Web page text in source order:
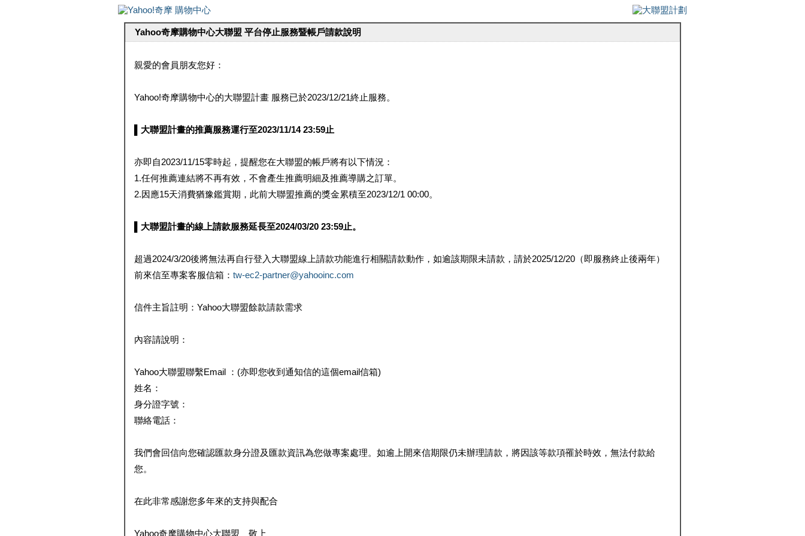
Yahoo奇摩購物中心大聯盟 平台停止服務暨帳戶請款說明
親愛的會員朋友您好：
Yahoo!奇摩購物中心的大聯盟計畫 服務已於2023/12/21終止服務。
▌大聯盟計畫的推薦服務運行至2023/11/14 23:59止
亦即自2023/11/15零時起，提醒您在大聯盟的帳戶將有以下情況：
1.任何推薦連結將不再有效，不會產生推薦明細及推薦導購之訂單。
2.因應15天消費猶豫鑑賞期，此前大聯盟推薦的獎金累積至2023/12/1 00:00。
▌大聯盟計畫的線上請款服務延長至2024/03/20 23:59止。
超過2024/3/20後將無法再自行登入大聯盟線上請款功能進行相關請款動作，如逾該期限未請款，請於2025/12/20（即服務終止後兩年）
前來信至專案客服信箱： tw-ec2-partner@yahooinc.com
信件主旨註明：Yahoo大聯盟餘款請款需求
內容請說明：
Yahoo大聯盟聯繫Email ：(亦即您收到通知信的這個email信箱)
姓名：
身分證字號：
聯絡電話：
我們會回信向您確認匯款身分證及匯款資訊為您做專案處理。如逾上開來信期限仍未辦理請款，將因該等款項罹於時效，無法付款給
您。
在此非常感謝您多年來的支持與配合
Yahoo奇摩購物中心大聯盟 敬上